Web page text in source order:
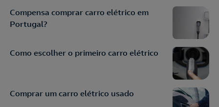
Compensa comprar carro elétrico em
Portugal?
Como escolher o primeiro carro elétrico
Comprar um carro elétrico usado